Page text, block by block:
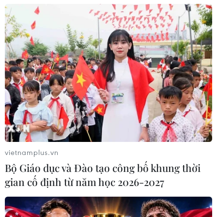
công, sẽ cán mốc vận hành từ tháng
4/2027
08/08/2026 04:30
Tây Ninh ngăn chặn, xử lý nghiêm
các vụ việc xâm phạm quyền sở hữu
trí tuệ
08/08/2026 04:29
Dắt chó đi dạo không đúng quy
định, bị phạt đến 2 triệu đồng?
08/08/2026 04:16
Bảo đảm quốc phòng, an ninh quốc
gia song không cản trở hoạt động
vietnamplus.vn
Bộ Giáo dục và Đào tạo công bố khung thời
gian cố định từ năm học 2026-2027